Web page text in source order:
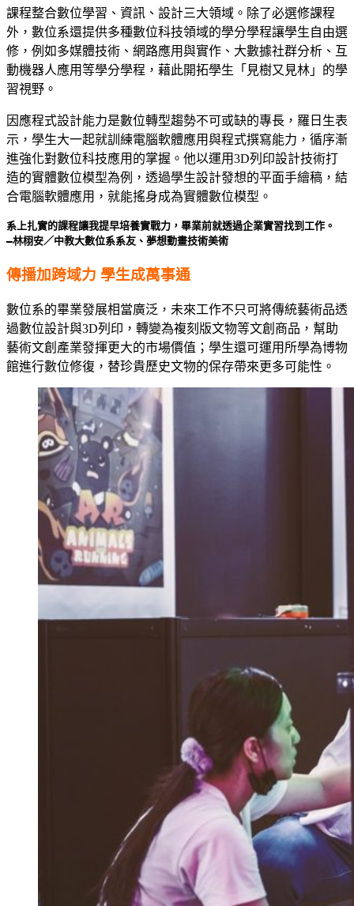
課程整合數位學習、資訊、設計三大領域。除了必選修課程
外，數位系還提供多種數位科技領域的學分學程讓學生自由選
修，例如多媒體技術、網路應用與實作、大數據社群分析、互
動機器人應用等學分學程，藉此開拓學生「見樹又見林」的學
習視野。
因應程式設計能力是數位轉型趨勢不可或缺的專長，羅日生表
示，學生大一起就訓練電腦軟體應用與程式撰寫能力，循序漸
進強化對數位科技應用的掌握。他以運用3D列印設計技術打
造的實體數位模型為例，透過學生設計發想的平面手繪稿，結
合電腦軟體應用，就能搖身成為實體數位模型。
系上扎實的課程讓我提早培養實戰力，畢業前就透過企業實習找到工作。
―林栩安／中教大數位系系友、夢想動畫技術美術
傳播加跨域力 學生成萬事通
數位系的畢業發展相當廣泛，未來工作不只可將傳統藝術品透
過數位設計與3D列印，轉變為複刻版文物等文創商品，幫助
藝術文創產業發揮更大的市場價值；學生還可運用所學為博物
館進行數位修復，替珍貴歷史文物的保存帶來更多可能性。